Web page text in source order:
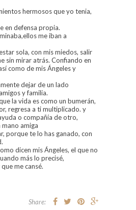
hermosos que yo tenia,
en defensa propia.
me iban a
sola, con mis miedos, salir
sin mirar atrás. Confiando en
como de mis Ángeles y
dejar de un lado
y familia.
la vida es como un bumerán,
regresa a ti multiplicado. y
o compañía de otro,
amiga
porque te lo has ganado, con
dicen mis Ángeles, el que no
más lo precisé,
me cansé.
Share: